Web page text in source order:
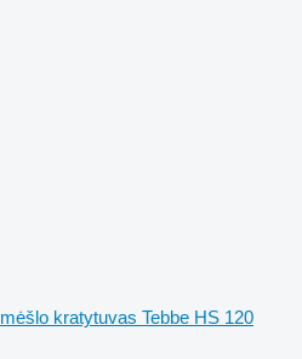
mėšlo kratytuvas Tebbe HS 120